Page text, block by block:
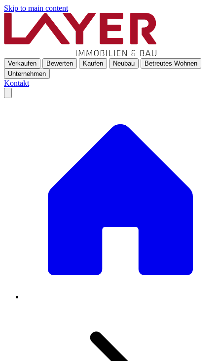
Skip to main content
Verkaufen Bewerten Kaufen Neubau
Betreutes Wohnen
Unternehmen
Kontakt